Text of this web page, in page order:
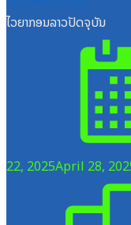
ໄວຍາກອນລາວປັດຈຸບັນ
22, 2025April 28,